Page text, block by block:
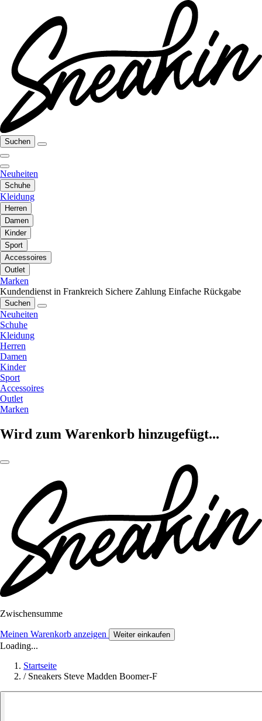
Suchen
Neuheiten
Schuhe
Kleidung
Herren
Damen
Kinder
Sport
Accessoires
Outlet
Marken
Kundendienst in Frankreich Sichere Zahlung Einfache Rückgabe
Suchen
Neuheiten
Schuhe
Kleidung
Herren
Damen
Kinder
Sport
Accessoires
Outlet
Marken
Wird zum Warenkorb hinzugefügt...
Zwischensumme
Meinen Warenkorb anzeigen Weiter einkaufen
Loading...
Startseite
/ Sneakers Steve Madden Boomer-F